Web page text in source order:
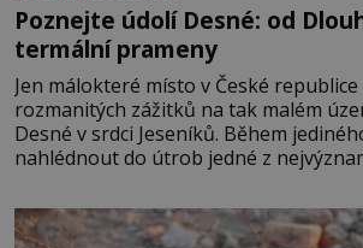
Poznejte údolí Desné: od
termální prameny
Jen málokteré místo v České
rozmanitých zážitků na tak malém
Desné v srdci Jeseníků. Během
nahlédnout do útrob jedné z
se na koloběžce a den zakončit
Velkých Losinách nebo v termálním